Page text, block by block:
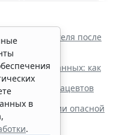
соискателя после
данных: как
и фармацевтов
реализации опасной
в
.